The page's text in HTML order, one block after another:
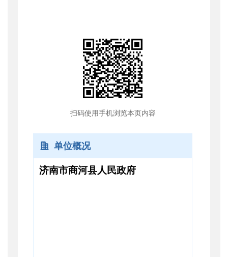
扫码使用手机浏览本页内容
单位概况
济南市商河县人民政府